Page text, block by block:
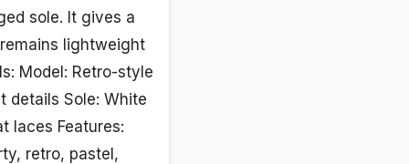
sole. It gives a
lightweight
Model: Retro-style
details Sole: White
laces Features:
retro, pastel,